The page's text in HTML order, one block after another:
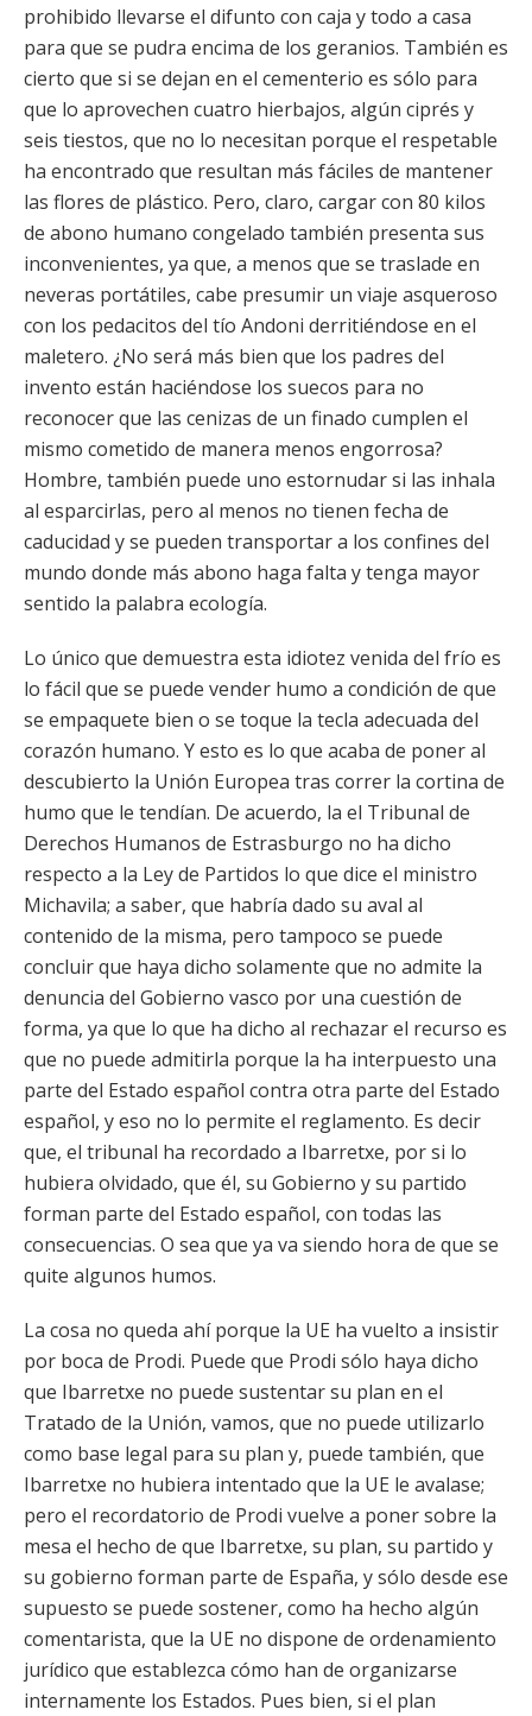
prohibido llevarse el difunto con caja y todo a casa
para que se pudra encima de los geranios. También es
cierto que si se dejan en el cementerio es sólo para
que lo aprovechen cuatro hierbajos, algún ciprés y
seis tiestos, que no lo necesitan porque el respetable
ha encontrado que resultan más fáciles de mantener
las flores de plástico. Pero, claro, cargar con 80 kilos
de abono humano congelado también presenta sus
inconvenientes, ya que, a menos que se traslade en
neveras portátiles, cabe presumir un viaje asqueroso
con los pedacitos del tío Andoni derritiéndose en el
maletero. ¿No será más bien que los padres del
invento están haciéndose los suecos para no
reconocer que las cenizas de un finado cumplen el
mismo cometido de manera menos engorrosa?
Hombre, también puede uno estornudar si las inhala
al esparcirlas, pero al menos no tienen fecha de
caducidad y se pueden transportar a los confines del
mundo donde más abono haga falta y tenga mayor
sentido la palabra ecología.
Lo único que demuestra esta idiotez venida del frío es
lo fácil que se puede vender humo a condición de que
se empaquete bien o se toque la tecla adecuada del
corazón humano. Y esto es lo que acaba de poner al
descubierto la Unión Europea tras correr la cortina de
humo que le tendían. De acuerdo, la el Tribunal de
Derechos Humanos de Estrasburgo no ha dicho
respecto a la Ley de Partidos lo que dice el ministro
Michavila; a saber, que habría dado su aval al
contenido de la misma, pero tampoco se puede
concluir que haya dicho solamente que no admite la
denuncia del Gobierno vasco por una cuestión de
forma, ya que lo que ha dicho al rechazar el recurso es
que no puede admitirla porque la ha interpuesto una
parte del Estado español contra otra parte del Estado
español, y eso no lo permite el reglamento. Es decir
que, el tribunal ha recordado a Ibarretxe, por si lo
hubiera olvidado, que él, su Gobierno y su partido
forman parte del Estado español, con todas las
consecuencias. O sea que ya va siendo hora de que se
quite algunos humos.
La cosa no queda ahí porque la UE ha vuelto a insistir
por boca de Prodi. Puede que Prodi sólo haya dicho
que Ibarretxe no puede sustentar su plan en el
Tratado de la Unión, vamos, que no puede utilizarlo
como base legal para su plan y, puede también, que
Ibarretxe no hubiera intentado que la UE le avalase;
pero el recordatorio de Prodi vuelve a poner sobre la
mesa el hecho de que Ibarretxe, su plan, su partido y
su gobierno forman parte de España, y sólo desde ese
supuesto se puede sostener, como ha hecho algún
comentarista, que la UE no dispone de ordenamiento
jurídico que establezca cómo han de organizarse
internamente los Estados. Pues bien, si el plan